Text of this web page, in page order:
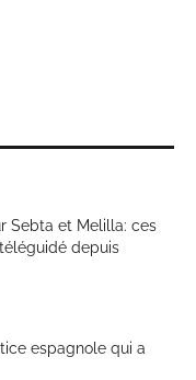
Sebta et Melilla: ces
depuis
espagnole qui a